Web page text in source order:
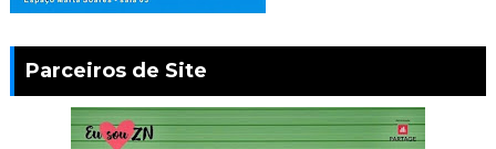
Parceiros de Site